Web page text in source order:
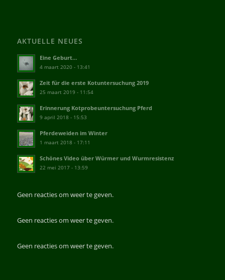
AKTUELLE NEUES
Eine Geburt…
4 maart 2020 - 13:41
Zeit für die erste Kotuntersuchung 2019
25 maart 2019 - 11:54
Erinnerung Kotprobeuntersuchung Pferd
9 april 2018 - 15:53
Pferdeweiden im Winter
1 maart 2018 - 17:11
Schönes Video über Würmer und Wurmresistenz
22 mei 2017 - 13:59
Geen reacties om weer te geven.
Geen reacties om weer te geven.
Geen reacties om weer te geven.